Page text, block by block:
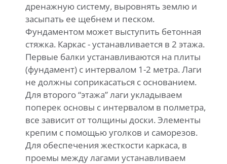
дренажную систему, выровнять землю и
засыпать ее щебнем и песком.
Фундаментом может выступить бетонная
стяжка. Каркас - устанавливается в 2 этажа.
Первые балки устанавливаются на плиты
(фундамент) с интервалом 1-2 метра. Лаги
не должны соприкасаться с основанием.
Для второго “этажа” лаги укладываем
поперек основы с интервалом в полметра,
все зависит от толщины доски. Элементы
крепим с помощью уголков и саморезов.
Для обеспечения жесткости каркаса, в
проемы между лагами устанавливаем